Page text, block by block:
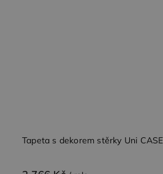
Tapeta s dekorem stěrky Uni